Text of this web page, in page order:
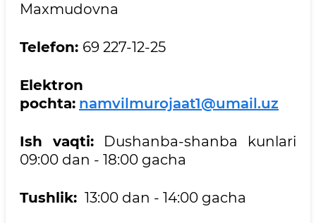
Maxmudovna
Telefon: 69 227-12-25
Elektron
pochta: namvilmurojaat1@umail.uz
Ish vaqti: Dushanba-shanba kunlari
09:00 dan - 18:00 gacha
Tushlik: 13:00 dan - 14:00 gacha